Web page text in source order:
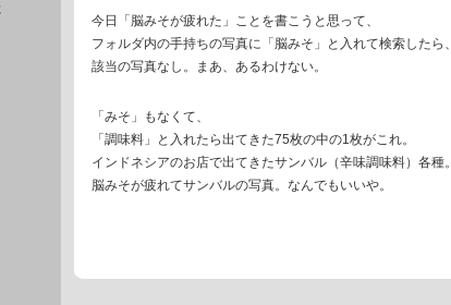
今日「脳みそが疲れた」ことを書こうと思って、
フォルダ内の手持ちの写真に「脳みそ」と入れて検索したら、
該当の写真なし。まあ、あるわけない。
「みそ」もなくて、
「調味料」と入れたら出てきた75枚の中の1枚がこれ。
インドネシアのお店で出てきたサンバル（辛味調味料）各種。
脳みそが疲れてサンバルの写真。なんでもいいや。